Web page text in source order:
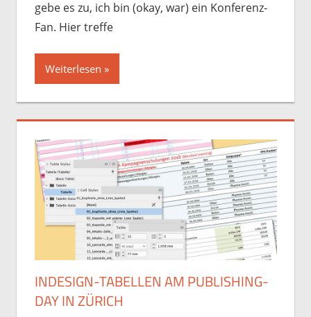
gebe es zu, ich bin (okay, war) ein Konferenz-
Fan. Hier treffe
Weiterlesen
INDESIGN-TABELLEN AM PUBLISHING-
DAY IN ZÜRICH